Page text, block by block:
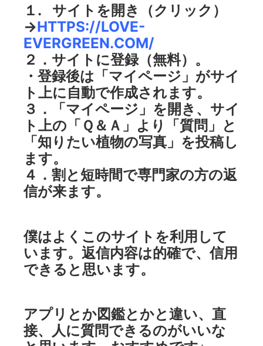
１. サイトを開き（クリック）
→HTTPS://LOVE-
EVERGREEN.COM/
２．サイトに登録（無料）。
・登録後は「マイページ」がサイ
ト上に自動で作成されます。
３．「マイページ」を開き、サイ
ト上の「Ｑ＆Ａ」より「質問」と
「知りたい植物の写真」を投稿し
ます。
４．割と短時間で専門家の方の返
信が来ます。
僕はよくこのサイトを利用して
います。返信内容は的確で、信用
できると思います。
アプリとか図鑑とかと違い、直
接、人に質問できるのがいいな